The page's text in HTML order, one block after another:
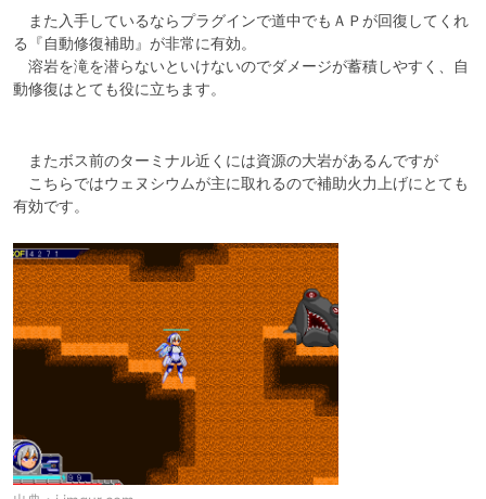
また入手しているならプラグインで道中でもＡＰが回復してくれ
る『自動修復補助』が非常に有効。
溶岩を滝を潜らないといけないのでダメージが蓄積しやすく、自
動修復はとても役に立ちます。
またボス前のターミナル近くには資源の大岩があるんですが
こちらではウェヌシウムが主に取れるので補助火力上げにとても
有効です。